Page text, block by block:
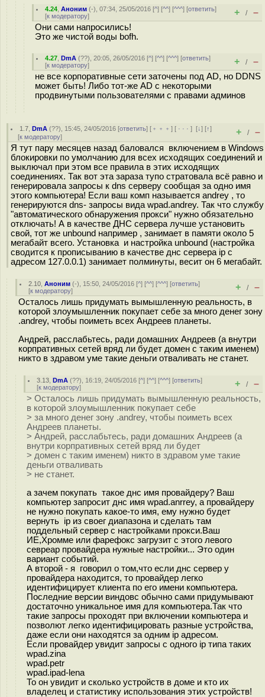
4.24 ,Аноним (-), 07:34, 25/05/2016 [^] [^^] [^^^] [ответить]
[к модератору] + / –
Они сами напросились!
Это же чистой воды bofh.
4.27 ,DmA (??), 20:05, 26/05/2016 [^] [^^] [^^^] [ответить]
[к модератору] + / –
не все корпоративные сети заточены под AD, но DDNS
может быть! Либо тот-же AD с некоторыми
продвинутыми пользователями с правами админов
1.7 ,DmA (??), 15:45, 24/05/2016 [ответить] [ ﹢﹢﹢] [ · · ·][↓] [↑]
[к модератору] + / –
Я тут пару месяцев назад баловался включением в Windows
блокировки по умолчанию для всех исходящих соединений и
выключал при этом все правила в этих исходящих
соединениях. Так вот эта зараза тупо стратовала всё равно и
генерировала запросы к dns серверу сообщая за одно имя
этого компьютера! Если ваш комп называется andrey , то
генерируются dns- запросы вида wpad.andrey. Так что службу
"автоматического обнаружения прокси" нужно обязательно
отключать! А в качестве ДНС сервера лучше установить
свой, тот же unbound например , занимает в памяти около 5
мегабайт всего. Установка и настройка unbound (настройка
сводится к прописыванию в качестве днс сервера ip с
адресом 127.0.0.1) занимает полминуты, весит он 6 мегабайт.
2.10 ,Аноним (-), 15:50, 24/05/2016 [^] [^^] [^^^] [ответить]
[к модератору] + / –
Осталось лишь придумать вымышленную реальность, в
которой злоумышленник покупает себе за много денег зону
.andrey, чтобы поиметь всех Андреев планеты.
Андрей, расслабьтесь, ради домашних Андреев (а внутри
корпративных сетей вряд ли будет домен с таким именем)
никто в здравом уме такие деньги отваливать не станет.
3.13 ,DmA (??), 16:19, 24/05/2016 [^] [^^] [^^^] [ответить]
[к модератору] + / –
> Осталось лишь придумать вымышленную реальность,
в которой злоумышленник покупает себе
> за много денег зону .andrey, чтобы поиметь всех
Андреев планеты.
> Андрей, расслабьтесь, ради домашних Андреев (а
внутри корпративных сетей вряд ли будет
> домен с таким именем) никто в здравом уме такие
деньги отваливать
> не станет.
а зачем покупать такое днс имя провайдеру? Ваш
компьютер запросит днс имя wpad.anrrey, а провайдеру
не нужно покупать какое-то имя, ему нужно будет
вернуть ip из своег диапазона и сделать там
поддельный сервер с настройками прокси.Ваш
ИЕ,Хромме или фарефокс загрузит с этого левого
севреар провайдера нужные настройки... Это один
вариант событий.
А второй - я говорил о том,что если днс сервер у
провайдера находится, то провайдер легко
идентифицирует клиента по его имени компьютера.
Последние версии виндовс обычно сами придумывают
достаточно уникальное имя для компьютера.Так что
такие запросы проходят при включении компьютера и
позволют легко идентифицировать разные устройства,
даже если они находятся за одним ip адресом.
Если провайдер увидит запросы с одного ip типа таких
wpad.zina
wpad.petr
wpad.ipad-lena
То он увидит и сколько устройств в доме и кто их
владелец и статистику использования этих устройств!